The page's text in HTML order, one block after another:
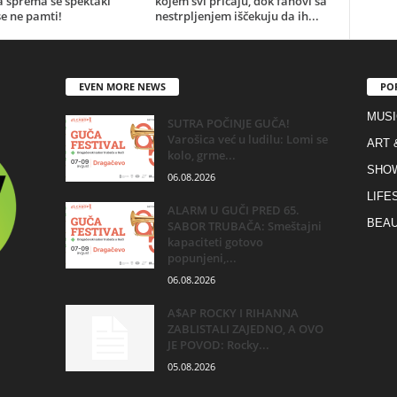
ne pamti!
nestrpljenjem iščekuju da ih...
EVEN MORE NEWS
SUTRA POČINJE GUČA!
Varošica već u ludilu: Lomi se
kolo, grme...
06.08.2026
ALARM U GUČI PRED 65.
SABOR TRUBAČA: Smeštajni
kapaciteti gotovo
popunjeni,...
06.08.2026
A$AP ROCKY I RIHANNA
ZABLISTALI ZAJEDNO, A OVO
JE POVOD: Rocky...
05.08.2026
ART